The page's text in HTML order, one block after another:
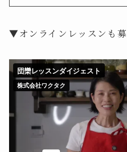
▼オンラインレッスンも